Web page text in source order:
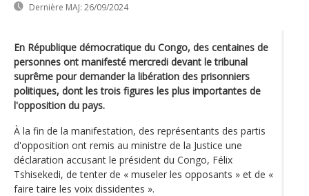
Dernière MAJ: 26/09/2024
En République démocratique du Congo, des centaines de
personnes ont manifesté mercredi devant le tribunal
suprême pour demander la libération des prisonniers
politiques, dont les trois figures les plus importantes de
l'opposition du pays.
À la fin de la manifestation, des représentants des partis
d'opposition ont remis au ministre de la Justice une
déclaration accusant le président du Congo, Félix
Tshisekedi, de tenter de « museler les opposants » et de «
faire taire les voix dissidentes ».